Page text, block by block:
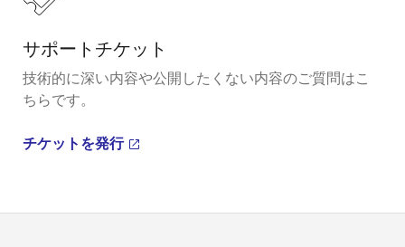
サポートチケット
技術的に深い内容や公開したくない内容のご質問はこ
ちらです。
チケットを発行